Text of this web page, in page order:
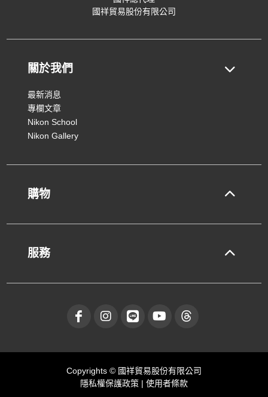
國祥貿易股份有限公司
關於我們
最新消息
專欄文章
Nikon School
Nikon Gallery
購物
服務
Copyrights © 國祥貿易股份有限公司
隱私權保護政策 | 使用者條款